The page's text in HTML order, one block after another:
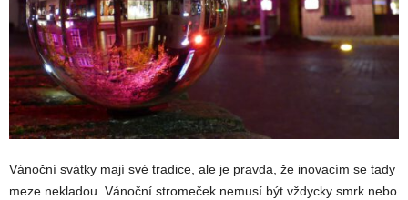
Vánoční svátky mají své tradice, ale je pravda, že inovacím se tady
meze nekladou. Vánoční stromeček nemusí být vždycky smrk nebo